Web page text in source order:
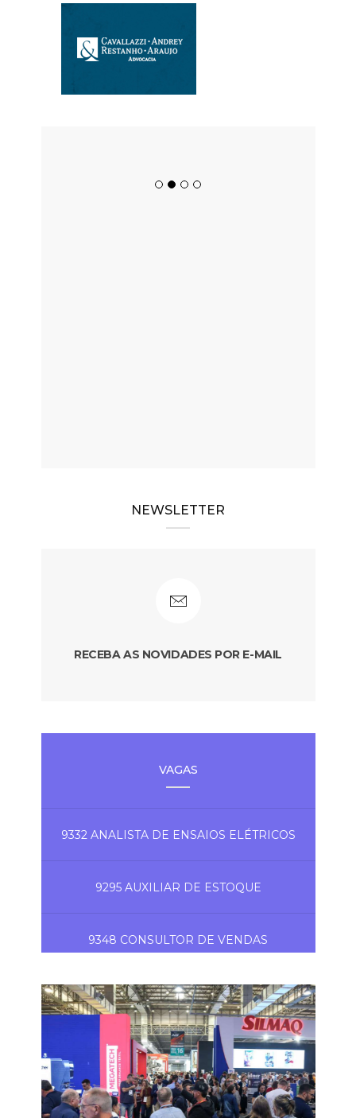
NEWSLETTER
RECEBA AS NOVIDADES POR E-MAIL
VAGAS
9332 ANALISTA DE ENSAIOS ELÉTRICOS
9295 AUXILIAR DE ESTOQUE
9348 CONSULTOR DE VENDAS